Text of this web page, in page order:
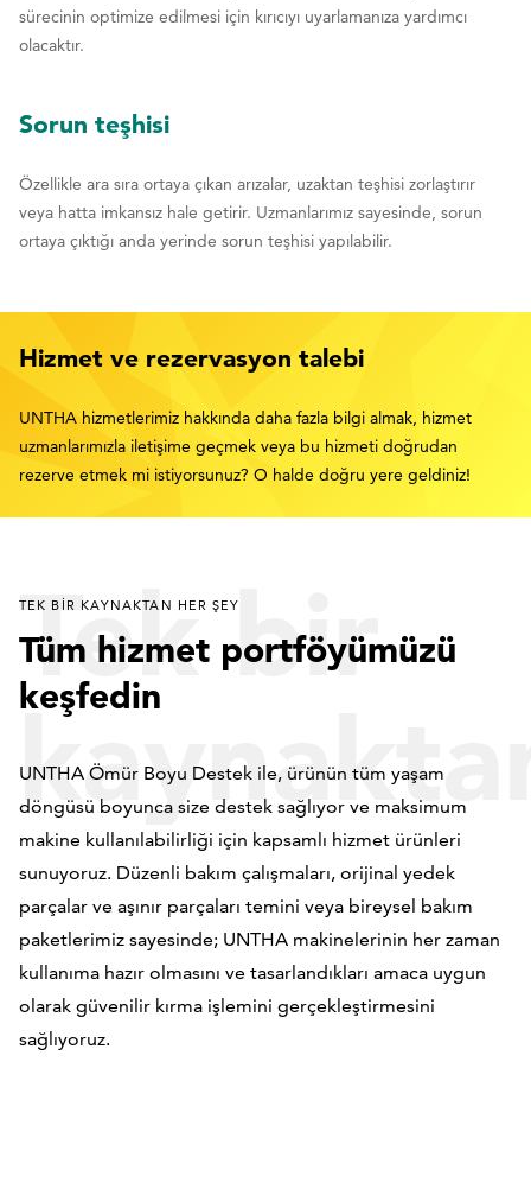
sürecinin optimize edilmesi için kırıcıyı uyarlamanıza yardımcı
olacaktır.
Sorun teşhisi
Özellikle ara sıra ortaya çıkan arızalar, uzaktan teşhisi zorlaştırır
veya hatta imkansız hale getirir. Uzmanlarımız sayesinde, sorun
ortaya çıktığı anda yerinde sorun teşhisi yapılabilir.
Hizmet ve rezervasyon talebi
UNTHA hizmetlerimiz hakkında daha fazla bilgi almak, hizmet
uzmanlarımızla iletişime geçmek veya bu hizmeti doğrudan
rezerve etmek mi istiyorsunuz? O halde doğru yere geldiniz!
Tek bir
her şey
TEK BIR KAYNAKTAN HER ŞEY
Tüm hizmet portföyümüzü
keşfedin
UNTHA Ömür Boyu Destek ile, ürünün tüm yaşam
döngüsü boyunca size destek sağlıyor ve maksimum
makine kullanılabilirliği için kapsamlı hizmet ürünleri
sunuyoruz. Düzenli bakım çalışmaları, orijinal yedek
parçalar ve aşınır parçaları temini veya bireysel bakım
paketlerimiz sayesinde; UNTHA makinelerinin her zaman
kullanıma hazır olmasını ve tasarlandıkları amaca uygun
olarak güvenilir kırma işlemini gerçekleştirmesini
sağlıyoruz.